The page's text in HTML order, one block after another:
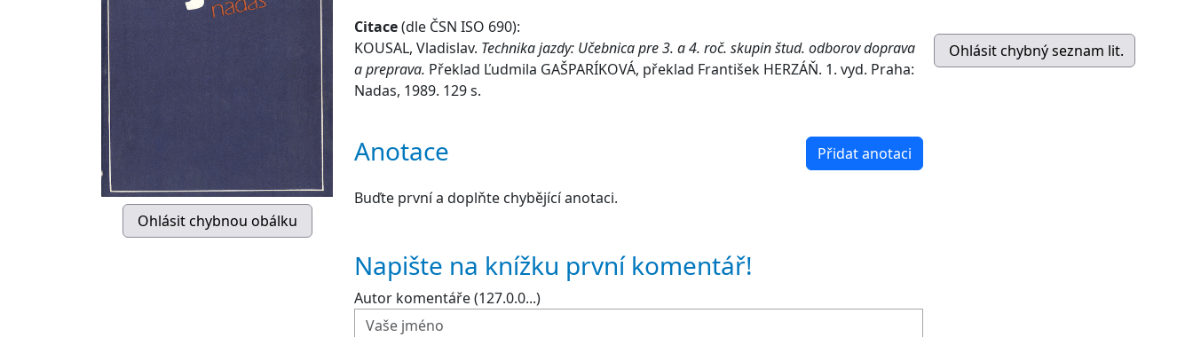
Citace(dle ČSN ISO 690):
KOUSAL, Vladislav. Technika jazdy: Učebnica pre 3. a 4. roč. skupin štud. odborov doprava
a preprava. Překlad Ľudmila GAŠPARÍKOVÁ, překlad František HERZÁŇ. 1. vyd. Praha:
Nadas, 1989. 129 s.
Anotace Přidat anotaci
Buďte první a doplňte chybějící anotaci.
Napište na knížku první komentář!
Autor komentáře (127.0.0...)